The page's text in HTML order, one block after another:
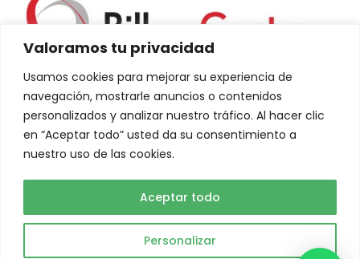
Valoramos tu privacidad
Usamos cookies para mejorar su experiencia de
navegación, mostrarle anuncios o contenidos
personalizados y analizar nuestro tráfico. Al hacer clic
en “Aceptar todo” usted da su consentimiento a
nuestro uso de las cookies.
Personalizar
Aceptar todo
NextGeneration EU
Abuelo Actual © 2023. Todos los derechos reservados.